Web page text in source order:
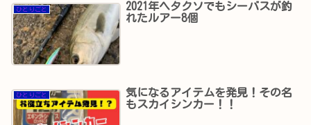
ひとりごと
2021年ヘタクソでもシーバスが釣
れたルアー8個
ひとりごと
気になるアイテムを発見！その名
もスカイシンカー！！